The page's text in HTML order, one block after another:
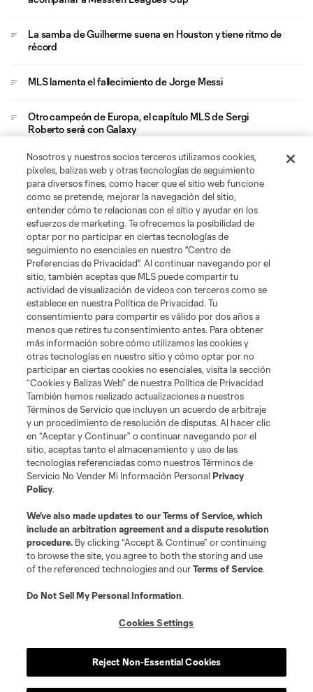
La samba de Guilherme suena en Houston y tiene ritmo de
récord
MLS lamenta el fallecimiento de Jorge Messi
Otro campeón de Europa, el capítulo MLS de Sergi
Roberto será con Galaxy
Ganar no basta y MLS aventaja a Liga MX en Leagues Cup
con goles
Acerca de MLS
Social
Tienda
Club Sites
Términos de servicio Política de privacidad
No vender mi información
Cookies Settings
©2026 MLS. El nombre y escudo de la Major League Soccer y MLS son
marcas registradas de League Soccer, L.L.C. (“MLS”). Los nombres y logos
de los equipos de la MLS están registrados y son marcas bajo ley común
desautorizado está prohibido.
Nosotros y nuestros socios terceros utilizamos cookies,
píxeles, balizas web y otras tecnologías de seguimiento
para diversos fines, como hacer que el sitio web funcione
como se pretende, mejorar la navegación del sitio,
entender cómo te relacionas con el sitio y ayudar en los
esfuerzos de marketing. Te ofrecemos la posibilidad de
optar por no participar en ciertas tecnologías de
seguimiento no esenciales en nuestro "Centro de
Preferencias de Privacidad". Al continuar navegando por el
sitio, también aceptas que MLS puede compartir tu
actividad de visualización de videos con terceros como se
establece en nuestra Política de Privacidad. Tu
consentimiento para compartir es válido por dos años a
menos que retires tu consentimiento antes. Para obtener
más información sobre cómo utilizamos las cookies y
otras tecnologías en nuestro sitio y cómo optar por no
participar en ciertas cookies no esenciales, visita la sección
“Cookies y Balizas Web” de nuestra Política de Privacidad
También hemos realizado actualizaciones a nuestros
Términos de Servicio que incluyen un acuerdo de arbitraje
y un procedimiento de resolución de disputas. Al hacer clic
en “Aceptar y Continuar” o continuar navegando por el
sitio, aceptas tanto el almacenamiento y uso de las
tecnologías referenciadas como nuestros Términos de
Servicio No Vender Mi Información PersonalPrivacy
Policy.
We’ve also made updates to ourTerms of Service, which
include an arbitration agreement and a dispute resolution
procedure. By clicking “Accept & Continue” or continuing
to browse the site, you agree to both the storing and use
of the referenced technologies and ourTerms of Service.
Do Not Sell My Personal Information.
Cookies Settings
Reject Non-Essential Cookies